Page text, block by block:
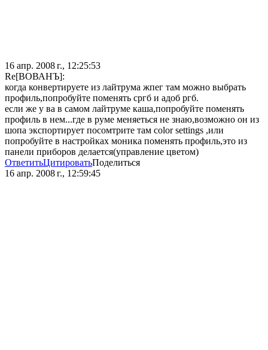
16 апр. 2008 г., 12:25:53
Re[ВОВАНЪ]:
когда конвертируете из лайтрума жпег там можно выбрать
профиль,попробуйте поменять сргб и адоб ргб.
если же у ва в самом лайтруме каша,попробуйте поменять
профиль в нем...где в руме меняеться не знаю,возможно он из
шопа экспортирует посомтрите там color settings ,или
попробуйте в настройках моника поменять профиль,это из
панели приборов делается(управление цветом)
ОтветитьЦитироватьПоделиться
16 апр. 2008 г., 12:59:45